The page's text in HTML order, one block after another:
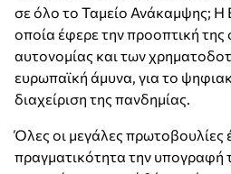
σε όλο το Ταμείο Ανάκαμψης; Η
οποία έφερε την προοπτική της
αυτονομίας και των
ευρωπαϊκή άμυνα, για το
διαχείριση της πανδημίας.
Όλες οι μεγάλες πρωτοβουλίες
πραγματικότητα την υπογραφή